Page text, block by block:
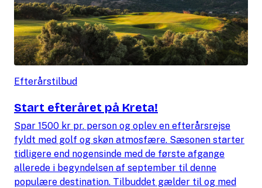
Efterårstilbud
Start efteråret på Kreta!
Spar 1500 kr pr. person og oplev en efterårsrejse
fyldt med golf og skøn atmosfære. Sæsonen starter
tidligere end nogensinde med de første afgange
allerede i begyndelsen af september til denne
populære destination. Tilbuddet gælder til og med